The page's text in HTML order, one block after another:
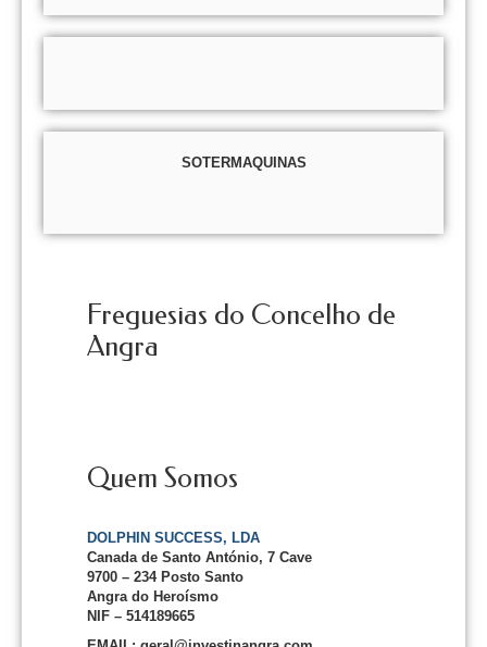
SOTERMAQUINAS
Freguesias do Concelho de
Angra
Quem Somos
DOLPHIN SUCCESS, LDA
Canada de Santo António, 7 Cave
9700 – 234 Posto Santo
Angra do Heroísmo
NIF – 514189665